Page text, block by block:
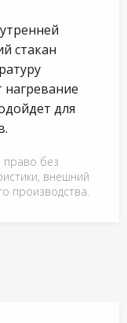
стакан
для
право без
внешний
производства.